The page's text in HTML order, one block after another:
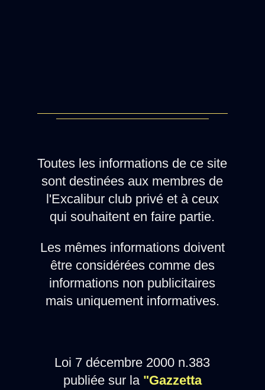
Toutes les informations de ce site
sont destinées aux membres de
l'Excalibur club privé et à ceux
qui souhaitent en faire partie.
Les mêmes informations doivent
être considérées comme des
informations non publicitaires
mais uniquement informatives.
Loi 7 décembre 2000 n.383
publiée sur la "Gazzetta